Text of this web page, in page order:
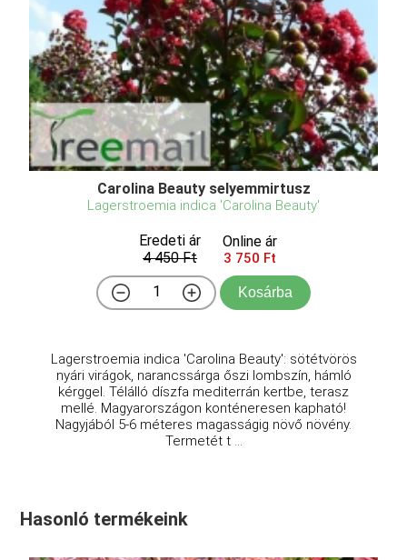
Carolina Beauty selyemmirtusz
Lagerstroemia indica 'Carolina Beauty'
Eredeti ár
4 450 Ft
Online ár
3 750 Ft
Kosárba
Lagerstroemia indica 'Carolina Beauty': sötétvörös
nyári virágok, narancssárga őszi lombszín, hámló
kérggel. Télálló díszfa mediterrán kertbe, terasz
mellé. Magyarországon konténeresen kapható!
Nagyjából 5-6 méteres magasságig növő növény.
Termetét t ...
Hasonló termékeink